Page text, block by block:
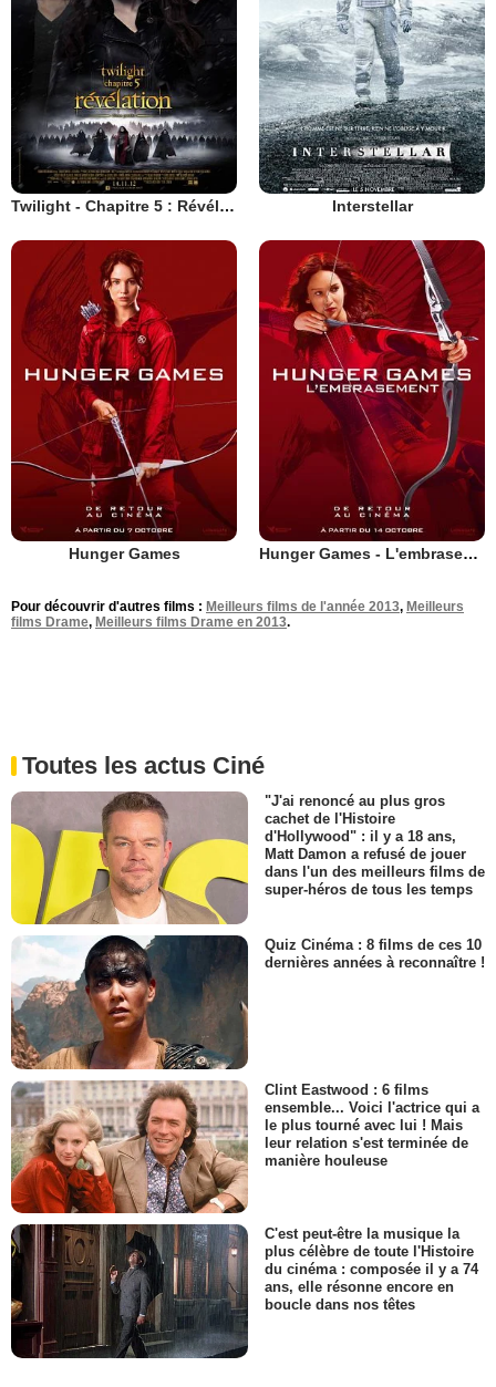
Twilight - Chapitre 5 : Révélation 2e partie Interstellar
Hunger Games Hunger Games - L'embrasement
Pour découvrir d'autres films : Meilleurs films de l'année 2013, Meilleurs
films Drame, Meilleurs films Drame en 2013.
Toutes les actus Ciné
"J'ai renoncé au plus gros
cachet de l'Histoire
d'Hollywood" : il y a 18 ans,
Matt Damon a refusé de jouer
dans l'un des meilleurs films de
super-héros de tous les temps
Quiz Cinéma : 8 films de ces 10
dernières années à reconnaître !
Clint Eastwood : 6 films
ensemble... Voici l'actrice qui a
le plus tourné avec lui ! Mais
leur relation s'est terminée de
manière houleuse
C'est peut-être la musique la
plus célèbre de toute l'Histoire
du cinéma : composée il y a 74
ans, elle résonne encore en
boucle dans nos têtes